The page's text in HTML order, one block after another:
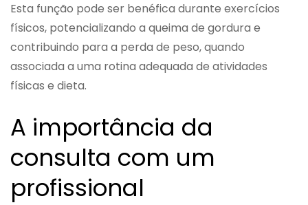
Esta função pode ser benéfica durante exercícios
físicos, potencializando a queima de gordura e
contribuindo para a perda de peso, quando
associada a uma rotina adequada de atividades
físicas e dieta.
A importância da
consulta com um
profissional